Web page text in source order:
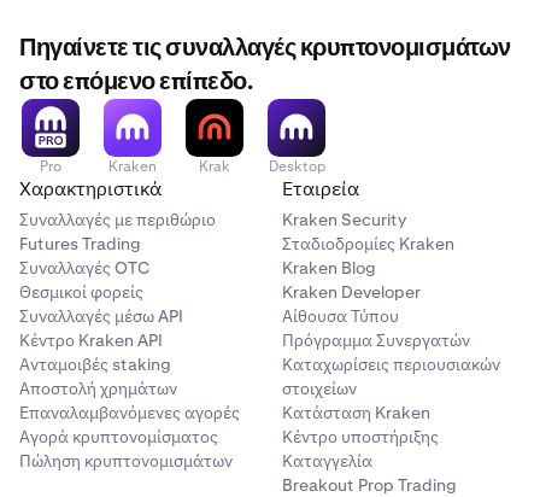
Πηγαίνετε τις συναλλαγές κρυπτονομισμάτων
στο επόμενο επίπεδο.
Pro Kraken Krak Desktop
Χαρακτηριστικά
Συναλλαγές με περιθώριο
Futures Trading
Συναλλαγές OTC
Θεσμικοί φορείς
Συναλλαγές μέσω API
Κέντρο Kraken API
Ανταμοιβές staking
Αποστολή χρημάτων
Επαναλαμβανόμενες αγορές
Αγορά κρυπτονομίσματος
Πώληση κρυπτονομισμάτων
Εταιρεία
Kraken Security
Σταδιοδρομίες Kraken
Kraken Blog
Kraken Developer
Αίθουσα Τύπου
Πρόγραμμα Συνεργατών
Καταχωρίσεις περιουσιακών
στοιχείων
Κατάσταση Kraken
Κέντρο υποστήριξης
Καταγγελία
Breakout Prop Trading